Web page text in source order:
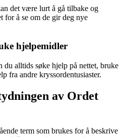
det være lurt å gå tilbake og
for å se om de gir deg nye
hjelpemidler
alltids søke hjelp på nettet, bruke
fra andre kryssordentusiaster.
av Ordet
term som brukes for å beskrive